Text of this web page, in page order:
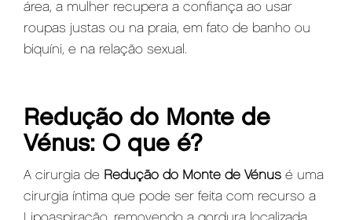
área, a mulher recupera a confiança ao usar
roupas justas ou na praia, em fato de banho ou
biquíni, e na relação sexual.
Redução do Monte de
Vénus: O que é?
A cirurgia de Redução do Monte de Vénus é uma
cirurgia íntima que pode ser feita com recurso a